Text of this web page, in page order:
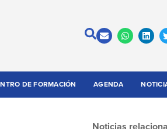
DE FORMACIÓN AGENDA